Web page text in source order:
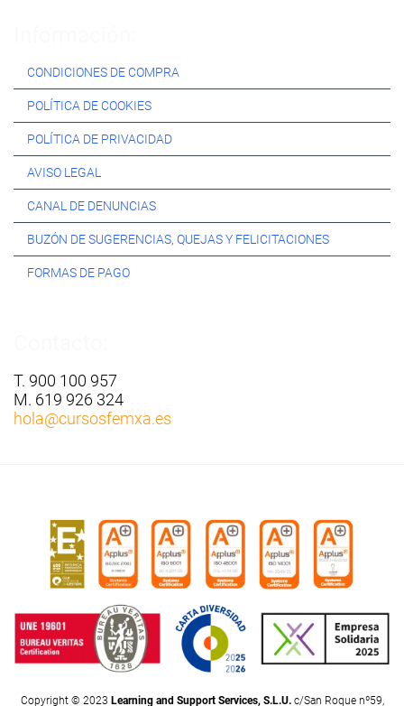
CONDICIONES DE COMPRA
POLÍTICA DE COOKIES
POLÍTICA DE PRIVACIDAD
AVISO LEGAL
CANAL DE DENUNCIAS
BUZÓN DE SUGERENCIAS, QUEJAS Y FELICITACIONES
FORMAS DE PAGO
T. 900 100 957
M. 619 926 324
hola@cursosfemxa.es
Copyright © 2023 Learning and Support Services, S.L.U.c/San Roque nº59,